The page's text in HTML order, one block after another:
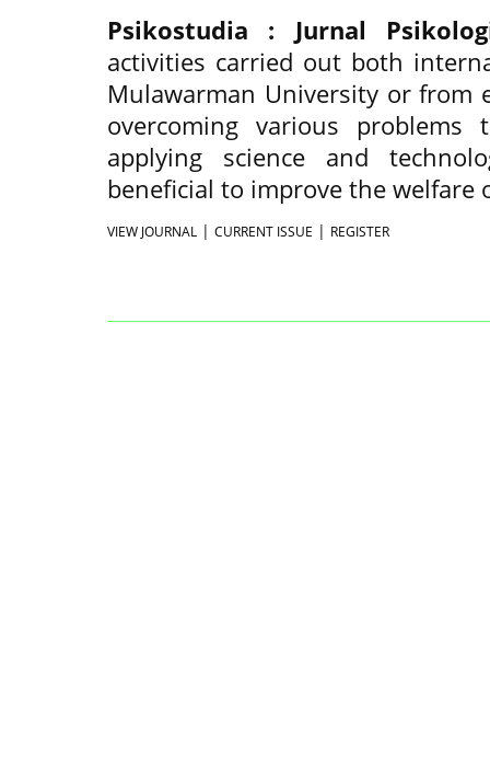
Psikostudia : Jurnal
activities carried out both
Mulawarman University or from
overcoming various
applying science and
beneficial to improve the welfare
VIEW JOURNAL | CURRENT ISSUE | REGISTER